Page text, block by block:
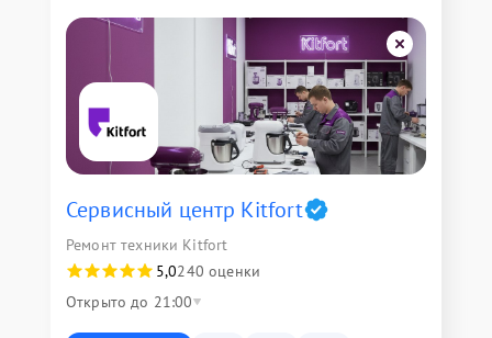
Сервисный центр Kitfort
Ремонт техники Kitfort
5,0240 оценки
Открыто до 21:00